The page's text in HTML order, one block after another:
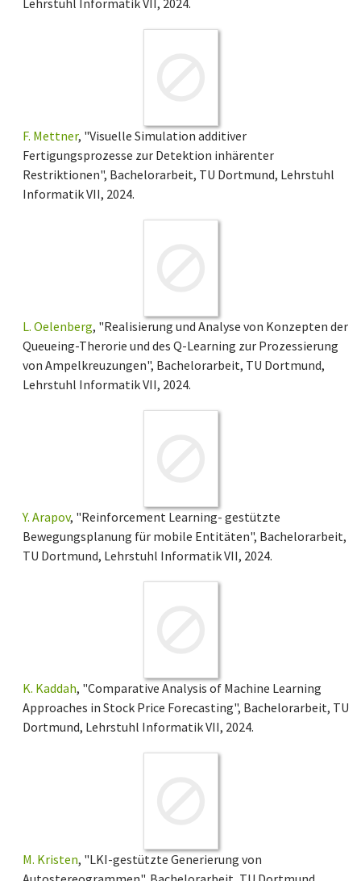
F. Mettner, "Visuelle Simulation additiver
Fertigungsprozesse zur Detektion inhärenter
Restriktionen", Bachelorarbeit, TU Dortmund, Lehrstuhl
Informatik VII, 2024.
L. Oelenberg, "Realisierung und Analyse von Konzepten der
Queueing-Therorie und des Q-Learning zur Prozessierung
von Ampelkreuzungen", Bachelorarbeit, TU Dortmund,
Lehrstuhl Informatik VII, 2024.
Y. Arapov, "Reinforcement Learning- gestützte
Bewegungsplanung für mobile Entitäten", Bachelorarbeit,
TU Dortmund, Lehrstuhl Informatik VII, 2024.
K. Kaddah, "Comparative Analysis of Machine Learning
Approaches in Stock Price Forecasting", Bachelorarbeit, TU
Dortmund, Lehrstuhl Informatik VII, 2024.
M. Kristen, "LKI-gestützte Generierung von